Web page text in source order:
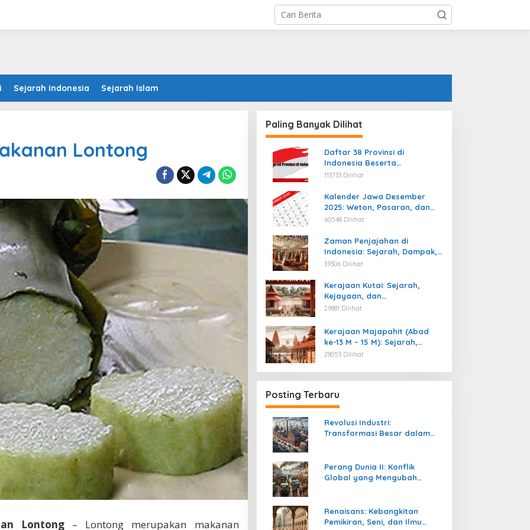
Sejarah Indonesia Sejarah Islam
Lontong
Lontong – Lontong merupakan makanan
Paling Banyak Dilihat
Daftar 38 Provinsi di
Indonesia Beserta
Ibukotanya Terbaru
113733 Dilihat
Kalender Jawa Desember
2025: Weton, Pasaran, dan
Hari Baik
60548 Dilihat
Zaman Penjajahan di
Indonesia: Sejarah, Dampak,
dan Perjuangan Menuju
39306 Dilihat
Kerajaan Kutai: Sejarah,
Kejayaan, dan
Peninggalannya (Abad ke-4
29881 Dilihat
Kerajaan Majapahit (Abad
ke-13 M – 15 M): Sejarah,
Kejayaan, dan
28053 Dilihat
Posting Terbaru
Revolusi Industri:
Transformasi Besar dalam
Perang Dunia II: Konflik
Global yang Mengubah
Renaisans: Kebangkitan
Pemikiran, Seni, dan Ilmu